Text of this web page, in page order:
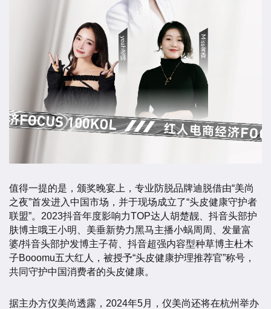
值得一提的是，颁奖晚宴上，专业防脱品牌迪脱借由“美尚
之夜”首发进入中国市场，并于现场成立了“头皮健康守护者
联盟”。2023抖音年度影响力TOP达人胡楚靓、抖音头部护
肤博主哦王小明、美垂新势力黑马主播小蜗周周、发量富
婆/抖音头部护发博主子荷、抖音超强内容型种草博主杜木
子Booomu五大红人，被授予“头皮健康护理推荐官”称号，
共同守护中国消费者的头皮健康。
据主办方仪美尚透露，2024年5月，仪美尚还将在杭州举办